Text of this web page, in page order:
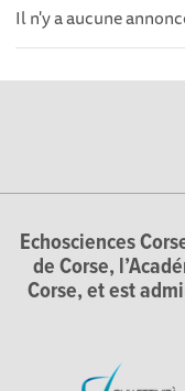
Il n'y a aucune
Echosciences
de Corse,
Corse, et est